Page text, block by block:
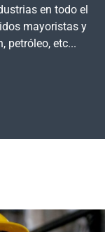
en todo el
mayoristas y
petróleo, etc...